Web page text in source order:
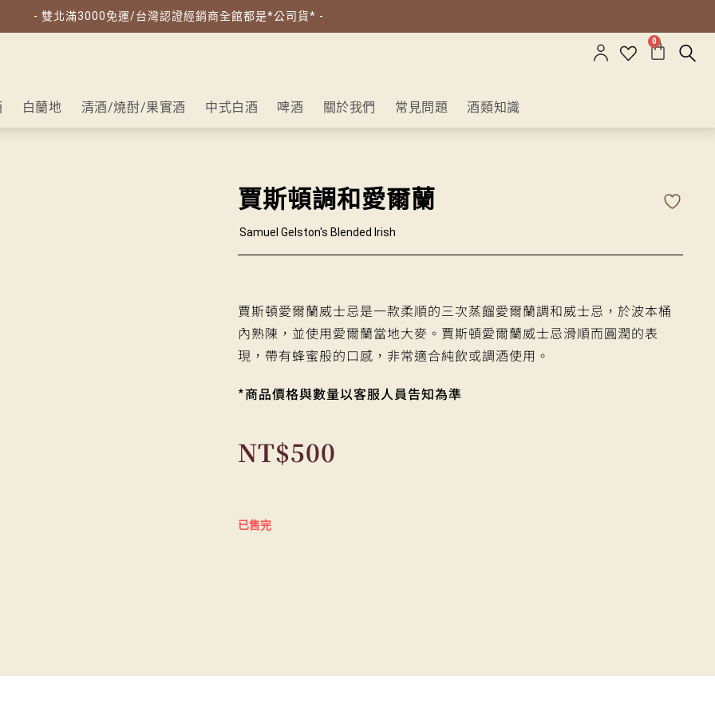
- 雙北滿3000免運/台灣認證經銷商全館都是*公司貨* -
0
白蘭地 清酒/燒酎/果實酒 中式白酒 啤酒 關於我們 常見問題 酒類知識
賈斯頓調和愛爾蘭
Samuel Gelston's Blended Irish
賈斯頓愛爾蘭威士忌是一款柔順的三次蒸餾愛爾蘭調和威士忌，於波本桶
內熟陳，並使用愛爾蘭當地大麥。賈斯頓愛爾蘭威士忌滑順而圓潤的表
現，帶有蜂蜜般的口感，非常適合純飲或調酒使用。
*商品價格與數量以客服人員告知為準
NT$500
已售完